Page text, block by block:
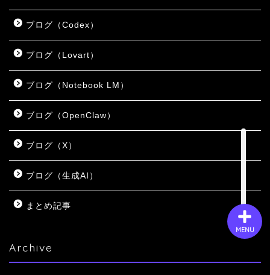
ブログ（Codex）
ブログ（Lovart）
ブログ（Notebook LM）
ブログ（OpenClaw）
ブログ（X）
ブログ（生成AI）
まとめ記事
Archive
MENU